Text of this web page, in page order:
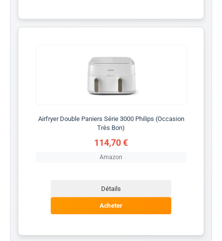
Airfryer Double Paniers Série 3000 Philips (Occasion
Très Bon)
114,70 €
Amazon
Détails
Acheter